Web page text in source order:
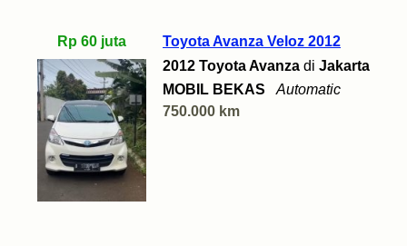
Rp 60 juta
Toyota Avanza Veloz 2012
2012 Toyota Avanza di Jakarta
MOBIL BEKAS
Automatic
750.000 km